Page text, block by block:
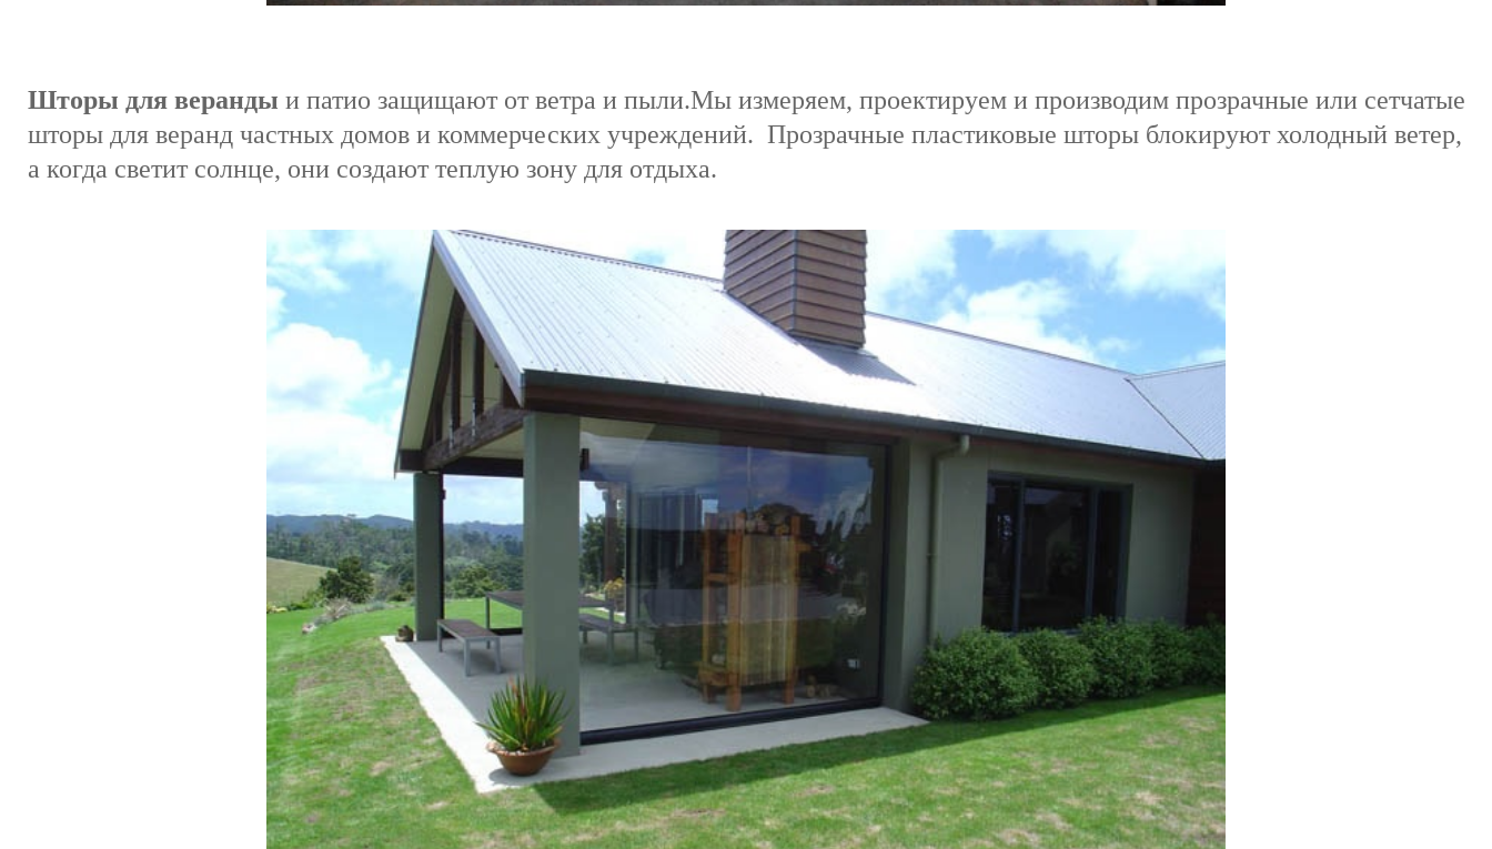
Шторы для веранды и патио защищают от ветра и пыли.Мы измеряем, проектируем и производим прозрачные или сетчатые
шторы для веранд частных домов и коммерческих учреждений. Прозрачные пластиковые шторы блокируют холодный ветер,
а когда светит солнце, они создают теплую зону для отдыха.